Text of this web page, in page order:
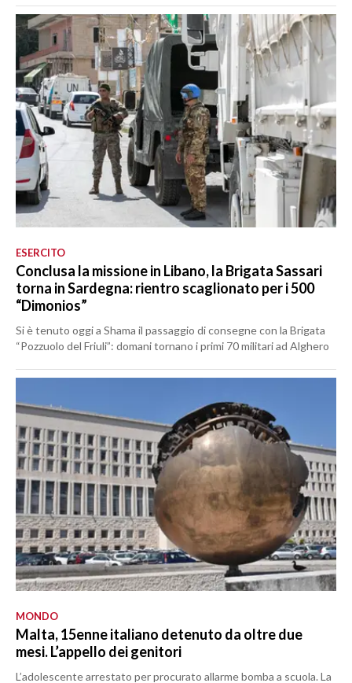
ESERCITO
Conclusa la missione in Libano, la Brigata Sassari
torna in Sardegna: rientro scaglionato per i 500
“Dimonios”
Si è tenuto oggi a Shama il passaggio di consegne con la Brigata
“Pozzuolo del Friuli”: domani tornano i primi 70 militari ad Alghero
MONDO
Malta, 15enne italiano detenuto da oltre due
mesi. L’appello dei genitori
L’adolescente arrestato per procurato allarme bomba a scuola. La